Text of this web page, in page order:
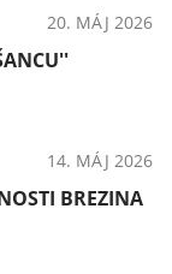
20. MÁJ 2026
14. MÁJ 2026
BREZINA